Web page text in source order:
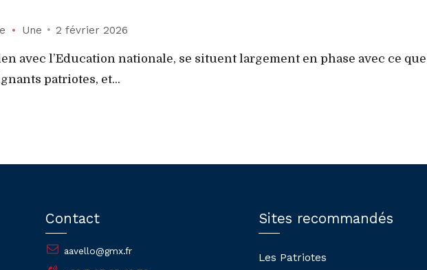
Une 2 février 2026
avec l’Education nationale, se situent largement en phase avec ce
patriotes, et...
Contact
aavello@gmx.fr
Sites recommandés
Les Patriotes